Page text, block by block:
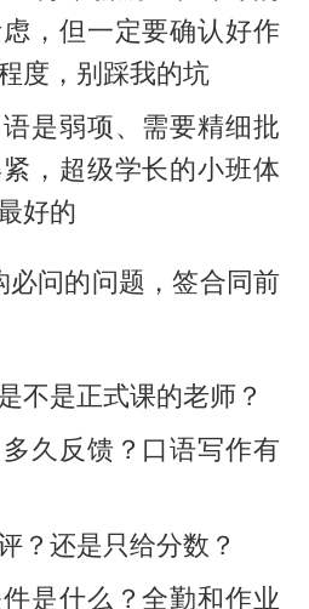
，但一定要确认好作
度，别踩我的坑
是弱项、需要精细批
，超级学长的小班体
好的
问的问题，签合同前
不是正式课的老师？
久反馈？口语写作有
？还是只给分数？
是什么？全勤和作业